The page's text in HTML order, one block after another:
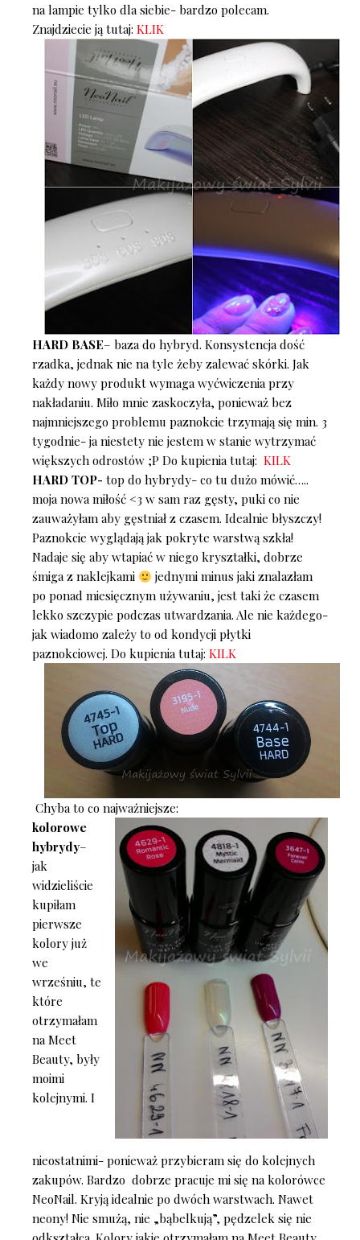
na lampie tylko dla siebie- bardzo polecam.
Znajdziecie ją tutaj: KLIK
HARD BASE– baza do hybryd. Konsystencja dość
rzadka, jednak nie na tyle żeby zalewać skórki. Jak
każdy nowy produkt wymaga wyćwiczenia przy
nakładaniu. Miło mnie zaskoczyła, ponieważ bez
najmniejszego problemu paznokcie trzymają się min. 3
tygodnie- ja niestety nie jestem w stanie wytrzymać
większych odrostów ;P Do kupienia tutaj: KILK
HARD TOP- top do hybrydy- co tu dużo mówić…..
moja nowa miłość <3 w sam raz gęsty, puki co nie
zauważyłam aby gęstniał z czasem. Idealnie błyszczy!
Paznokcie wyglądają jak pokryte warstwą szkła!
Nadaje się aby wtapiać w niego kryształki, dobrze
śmiga z naklejkami
jednymi minus jaki znalazłam
po ponad miesięcznym używaniu, jest taki że czasem
lekko szczypie podczas utwardzania. Ale nie każdego-
jak wiadomo zależy to od kondycji płytki
paznokciowej. Do kupienia tutaj: KILK
Chyba to co najważniejsze:
kolorowe
hybrydy–
jak
widzieliście
kupiłam
pierwsze
kolory już
we
wrześniu, te
które
otrzymałam
na Meet
Beauty, były
moimi
kolejnymi. I
nieostatnimi- ponieważ przybieram się do kolejnych
zakupów. Bardzo dobrze pracuje mi się na kolorówce
NeoNail. Kryją idealnie po dwóch warstwach. Nawet
neony! Nie smużą, nie „bąbelkują”, pędzelek się nie